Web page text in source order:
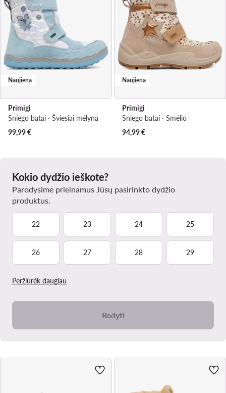
Naujiena
Primigi
Sniego batai · Šviesiai mėlyna
99,99€
Naujiena
Primigi
Sniego batai · Smėlio
94,99€
Kokio dydžio ieškote?
Parodysime prieinamus Jūsų pasirinkto dydžio
produktus.
22 23 24 25
26 27 28 29
Peržiūrėk daugiau
Rodyti